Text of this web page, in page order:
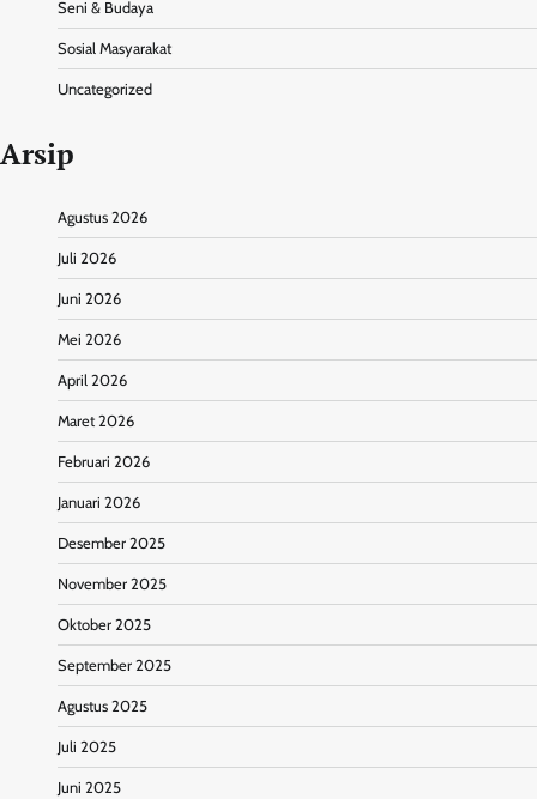
Seni & Budaya
Sosial Masyarakat
Uncategorized
Arsip
Agustus 2026
Juli 2026
Juni 2026
Mei 2026
April 2026
Maret 2026
Februari 2026
Januari 2026
Desember 2025
November 2025
Oktober 2025
September 2025
Agustus 2025
Juli 2025
Juni 2025